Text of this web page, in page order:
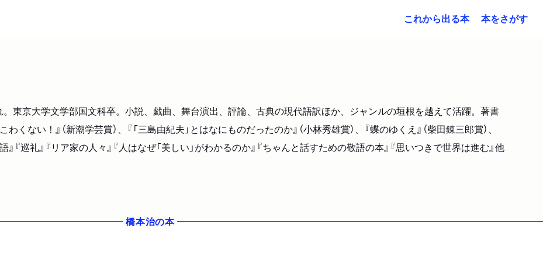
これから出る本 本をさがす
。東京大学文学部国文科卒。小説、戯曲、舞台演出、評論、古典の現代語訳ほか、ジャンルの垣根を越えて活躍。著書
くない！』（新潮学芸賞）、『「三島由紀夫」とはなにものだったのか』（小林秀雄賞）、『蝶のゆくえ』（柴田錬三郎賞）、
』『巡礼』『リア家の人々』『人はなぜ「美しい」がわかるのか』『ちゃんと話すための敬語の本』『思いつきで世界は進む』他
橋本治の本